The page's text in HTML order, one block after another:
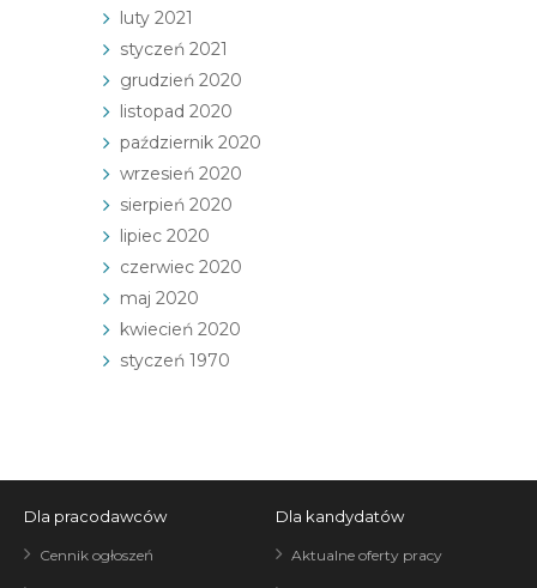
luty 2021
styczeń 2021
grudzień 2020
listopad 2020
październik 2020
wrzesień 2020
sierpień 2020
lipiec 2020
czerwiec 2020
maj 2020
kwiecień 2020
styczeń 1970
Dla pracodawców
Cennik ogłoszeń
Dla kandydatów
Aktualne oferty pracy